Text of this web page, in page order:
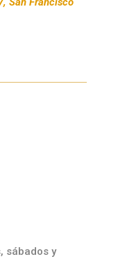
sábados y